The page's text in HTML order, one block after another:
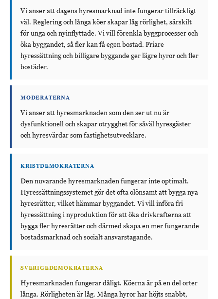
Vi anser att dagens hyresmarknad inte fungerar tillräckligt
väl. Reglering och långa köer skapar låg rörlighet, särskilt
för unga och nyinflyttade. Vi vill förenkla byggprocesser och
öka byggandet, så fler kan få egen bostad. Friare
hyressättning och billigare byggande ger lägre hyror och fler
bostäder.
MODERATERNA
Vi anser att hyresmarknaden som den ser ut nu är
dysfunktionell och skapar otrygghet för såväl hyresgäster
och hyresvärdar som fastighetsutvecklare.
KRISTDEMOKRATERNA
Den nuvarande hyresmarknaden fungerar inte optimalt.
Hyressättningssystemet gör det ofta olönsamt att bygga nya
hyresrätter, vilket hämmar byggandet. Vi vill införa fri
hyressättning i nyproduktion för att öka drivkrafterna att
bygga fler hyresrätter och därmed skapa en mer fungerande
bostadsmarknad och socialt ansvarstagande.
SVERIGEDEMOKRATERNA
Hyresmarknaden fungerar dåligt. Köerna är på en del orter
långa. Rörligheten är låg. Många hyror har höjts snabbt,